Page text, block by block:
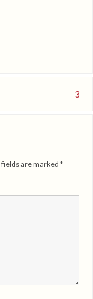
3
are marked*